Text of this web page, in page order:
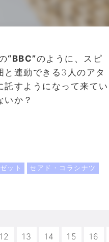
“BBC”のように、スピ
と連動できる3人のアタ
託すようになって来てい
いか？
ット セアド・コラシナツ
12 13 14 15 16